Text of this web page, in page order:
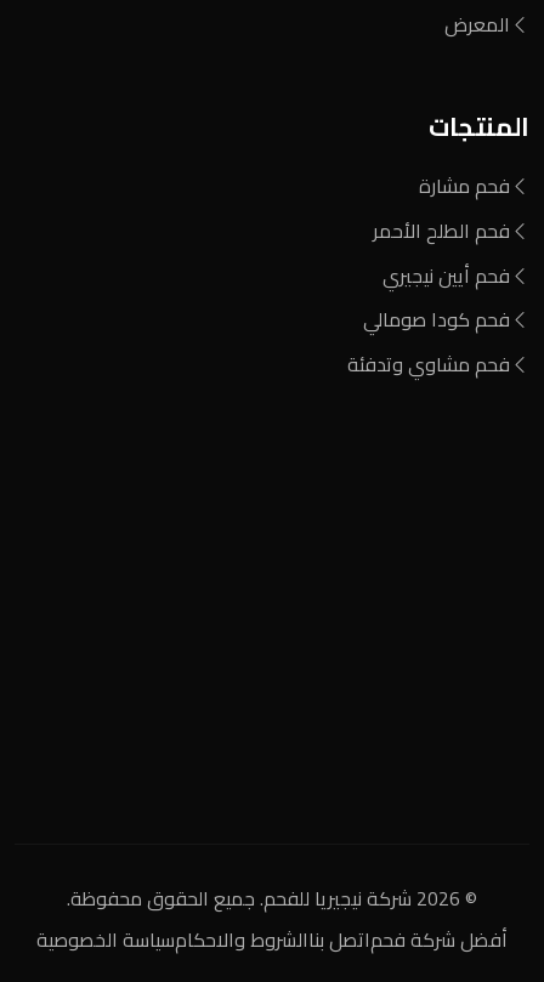
المعرض
المنتجات
فحم مشارة
فحم الطلح الأحمر
فحم أيين نيجيري
فحم كودا صومالي
فحم مشاوي وتدفئة
© 2026 شركة نيجيريا للفحم. جميع الحقوق محفوظة.
أفضل شركة فحماتصل بناالشروط والاحكامسياسة الخصوصية